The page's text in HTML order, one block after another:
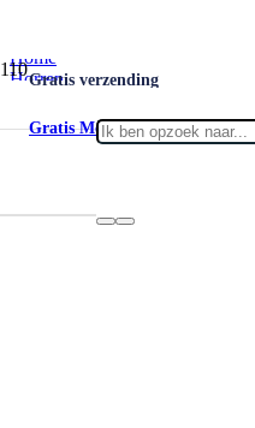
Gratis verzending
Gratis Meet- & montageservice
Home
Horren